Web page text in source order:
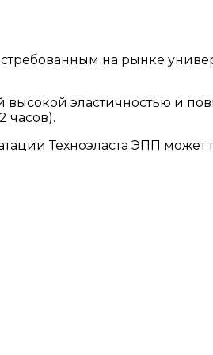
на рынке
высокой эластичностью и
часов).
Техноэласта ЭПП может